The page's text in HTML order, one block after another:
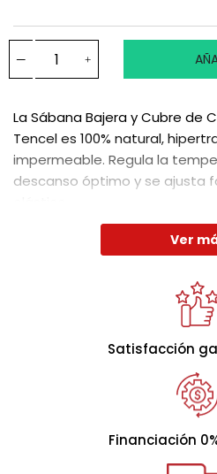
La Sábana Bajera y Cubre de
Tencel es 100% natural,
impermeable. Regula la
descanso óptimo y se ajusta
Ver
Satisfacción
Financiación